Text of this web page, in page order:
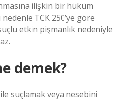
ilişkin bir hüküm
TCK 250’ye göre
etkin pişmanlık nedeniyle
demek?
suçlamak veya nesebini